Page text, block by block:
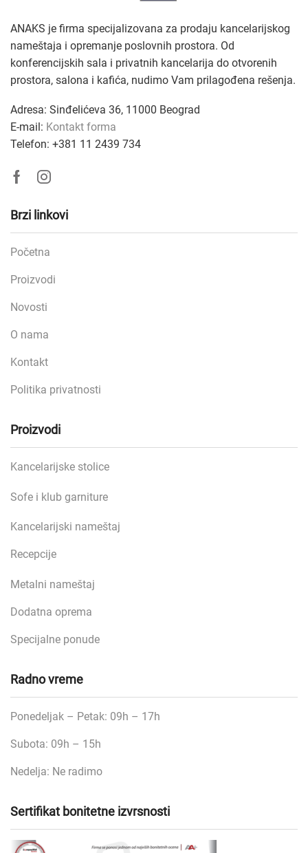
ANAKS je firma specijalizovana za prodaju kancelarijskog
nameštaja i opremanje poslovnih prostora. Od
konferencijskih sala i privatnih kancelarija do otvorenih
prostora, salona i kafića, nudimo Vam prilagođena rešenja.
Adresa: Sinđelićeva 36, 11000 Beograd
E-mail: Kontakt forma
Telefon: +381 11 2439 734
FacebookInstagram
Brzi linkovi
Početna
Proizvodi
Novosti
O nama
Kontakt
Politika privatnosti
Proizvodi
Kancelarijske stolice
Sofe i klub garniture
Kancelarijski nameštaj
Recepcije
Metalni nameštaj
Dodatna oprema
Specijalne ponude
Radno vreme
Ponedeljak – Petak: 09h – 17h
Subota: 09h – 15h
Nedelja: Ne radimo
Sertifikat bonitetne izvrsnosti